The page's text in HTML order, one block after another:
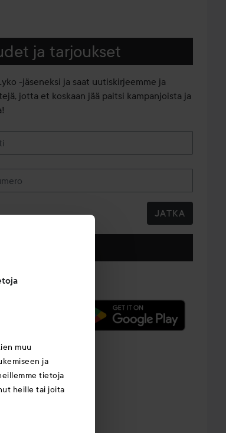
muu
ja
tietoja
heille tai joita
ja tarjoukset
-jäseneksi ja saat uutiskirjeemme ja
jotta et koskaan jää paitsi kampanjoista ja
JATKA